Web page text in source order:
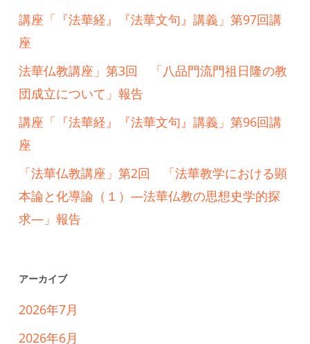
講座「『法華経』『法華文句』講義」第97回講
座
法華仏教講座」第3回 「八品門流門祖日隆の教
団成立について」報告
講座「『法華経』『法華文句』講義」第96回講
座
「法華仏教講座」第2回 「法華教学における顕
本論と化導論（１）―法華仏教の思想史学的探
求―」報告
アーカイブ
2026年7月
2026年6月